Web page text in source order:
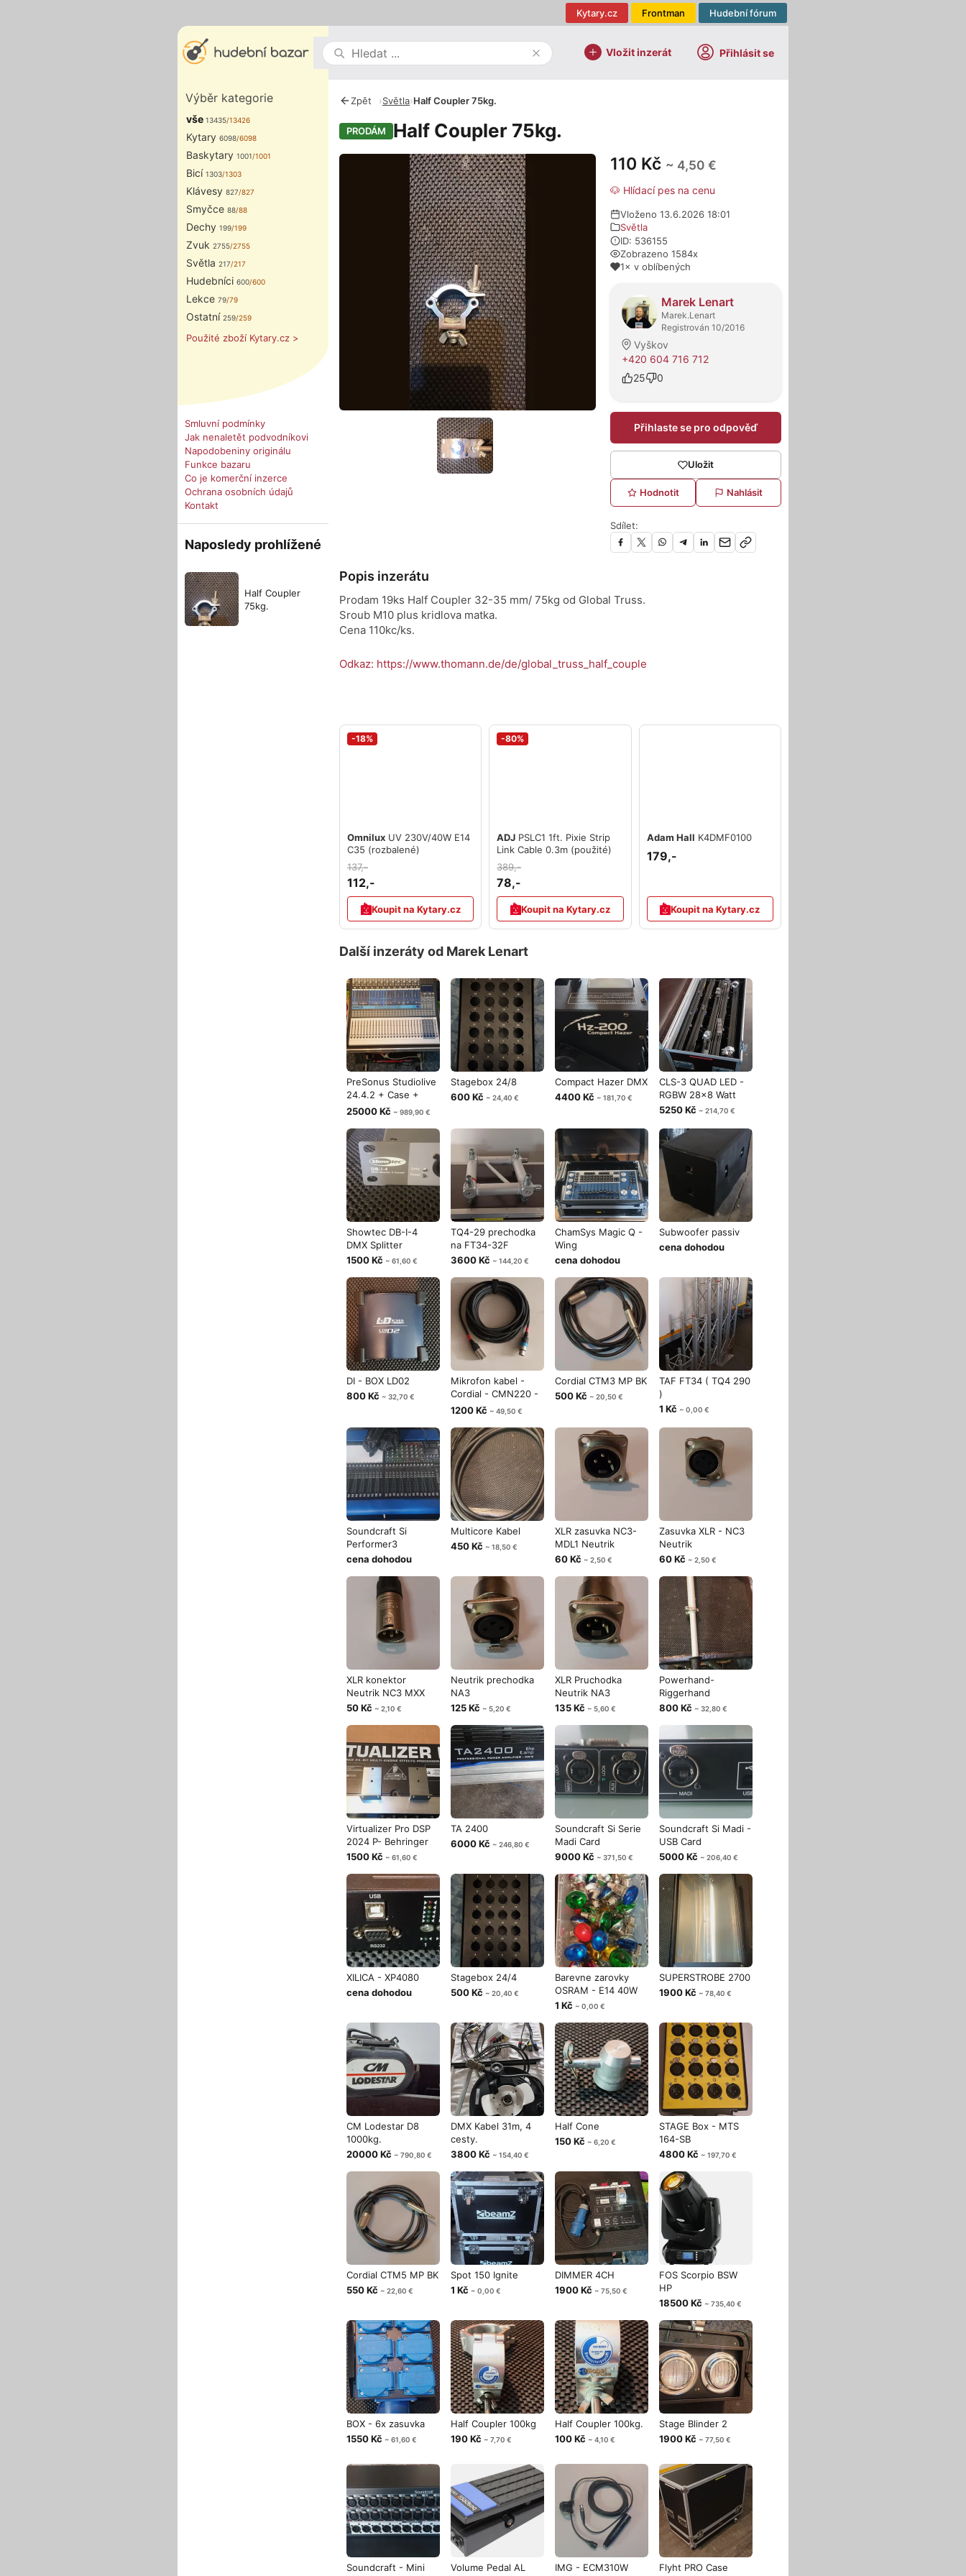
Hudební fórum
Frontman
Kytary.cz
Vložit inzerát Přihlásit se
Výběr kategorie
vše 13435/13426
Kytary 6098/6098
Baskytary 1001/1001
Bicí 1303/1303
Klávesy 827/827
Smyčce 88/88
Dechy 199/199
Zvuk 2755/2755
Světla 217/217
Hudebníci 600/600
Lekce 79/79
Ostatní 259/259
Použité zboží Kytary.cz >
Smluvní podmínky
Jak nenaletět podvodníkovi
Napodobeniny originálu
Funkce bazaru
Co je komerční inzerce
Ochrana osobních údajů
Kontakt
Naposledy prohlížené
Half Coupler
75kg.
Zpět ›Světla›Half Coupler 75kg.
PRODÁM Half Coupler 75kg.
Fotografie 110 Kč ~ 4,50 €
🐶 Hlídací pes na cenu
Vloženo 13.6.2026 18:01
Světla
ID: 536155
Zobrazeno 1584x
1× v oblíbených
Marek Lenart
Marek.Lenart
Registrován 10/2016
Vyškov
+420 604 716 712
25
0
Přihlaste se pro odpověď
Uložit
Hodnotit Nahlásit
Sdílet:
Popis inzerátu
Prodam 19ks Half Coupler 32-35 mm/ 75kg od Global Truss.
Sroub M10 plus kridlova matka.
Cena 110kc/ks.
Odkaz: https://www.thomann.de/de/global_truss_half_couple
-18%
Omnilux UV 230V/40W E14
C35 (rozbalené)
137,-
112,-
Koupit na Kytary.cz
-80%
ADJ PSLC1 1ft. Pixie Strip
Link Cable 0.3m (použité)
389,-
78,-
Koupit na Kytary.cz
Adam Hall K4DMF0100
179,-
Koupit na Kytary.cz
Další inzeráty od Marek Lenart
PreSonus Studiolive
24.4.2 + Case +
Software
25000 Kč ~ 989,90 €
Stagebox 24/8
600 Kč ~ 24,40 €
Compact Hazer DMX
4400 Kč ~ 181,70 €
CLS-3 QUAD LED -
RGBW 28x8 Watt
5250 Kč ~ 214,70 €
Showtec DB-I-4
DMX Splitter
1500 Kč ~ 61,60 €
TQ4-29 prechodka
na FT34-32F
3600 Kč ~ 144,20 €
ChamSys Magic Q -
Wing
cena dohodou
Subwoofer passiv
cena dohodou
DI - BOX LD02
800 Kč ~ 32,70 €
Mikrofon kabel -
Cordial - CMN220 -
10m.
1200 Kč ~ 49,50 €
Cordial CTM3 MP BK
500 Kč ~ 20,50 €
TAF FT34 ( TQ4 290
)
1 Kč ~ 0,00 €
Soundcraft Si
Performer3
cena dohodou
Multicore Kabel
450 Kč ~ 18,50 €
XLR zasuvka NC3-
MDL1 Neutrik
60 Kč ~ 2,50 €
Zasuvka XLR - NC3
Neutrik
60 Kč ~ 2,50 €
XLR konektor
Neutrik NC3 MXX
50 Kč ~ 2,10 €
Neutrik prechodka
NA3
125 Kč ~ 5,20 €
XLR Pruchodka
Neutrik NA3
135 Kč ~ 5,60 €
Powerhand-
Riggerhand
800 Kč ~ 32,80 €
Virtualizer Pro DSP
2024 P- Behringer
1500 Kč ~ 61,60 €
TA 2400
6000 Kč ~ 246,80 €
Soundcraft Si Serie
Madi Card
9000 Kč ~ 371,50 €
Soundcraft Si Madi -
USB Card
5000 Kč ~ 206,40 €
XILICA - XP4080
cena dohodou
Stagebox 24/4
500 Kč ~ 20,40 €
Barevne zarovky
OSRAM - E14 40W
1 Kč ~ 0,00 €
SUPERSTROBE 2700
1900 Kč ~ 78,40 €
CM Lodestar D8
1000kg.
20000 Kč ~ 790,80 €
DMX Kabel 31m, 4
cesty.
3800 Kč ~ 154,40 €
Half Cone
150 Kč ~ 6,20 €
STAGE Box - MTS
164-SB
4800 Kč ~ 197,70 €
Cordial CTM5 MP BK
550 Kč ~ 22,60 €
Spot 150 Ignite
1 Kč ~ 0,00 €
DIMMER 4CH
1900 Kč ~ 75,50 €
FOS Scorpio BSW
HP
18500 Kč ~ 735,40 €
BOX - 6x zasuvka
1550 Kč ~ 61,60 €
Half Coupler 100kg
190 Kč ~ 7,70 €
Half Coupler 100kg.
100 Kč ~ 4,10 €
Stage Blinder 2
1900 Kč ~ 77,50 €
Soundcraft - Mini
Volume Pedal AL
IMG - ECM310W Flyht PRO Case